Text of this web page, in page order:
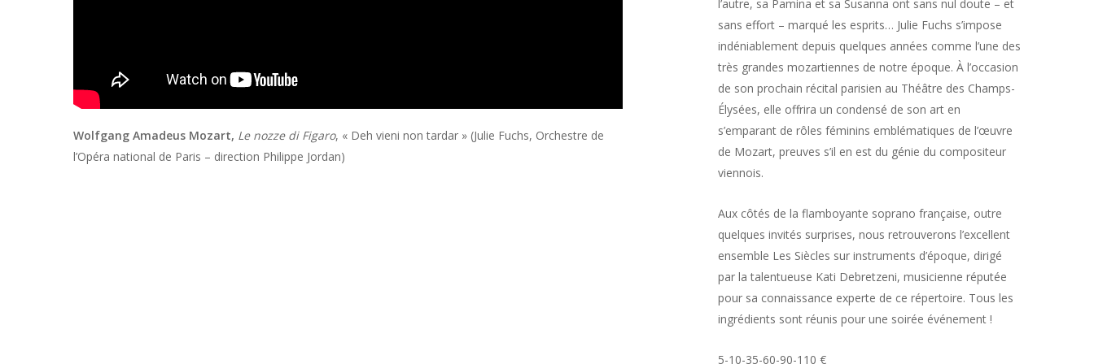
Wolfgang Amadeus Mozart, Le nozze di Figaro, « Deh vieni non tardar » (Julie Fuchs, Orchestre de
l’Opéra national de Paris – direction Philippe Jordan)
l’autre, sa Pamina et sa Susanna ont sans nul doute – et
sans effort – marqué les esprits… Julie Fuchs s’impose
indéniablement depuis quelques années comme l’une des
très grandes mozartiennes de notre époque. À l’occasion
de son prochain récital parisien au Théâtre des Champs-
Élysées, elle offrira un condensé de son art en
s’emparant de rôles féminins emblématiques de l’œuvre
de Mozart, preuves s’il en est du génie du compositeur
viennois.
Aux côtés de la flamboyante soprano française, outre
quelques invités surprises, nous retrouverons l’excellent
ensemble Les Siècles sur instruments d’époque, dirigé
par la talentueuse Kati Debretzeni, musicienne réputée
pour sa connaissance experte de ce répertoire. Tous les
ingrédients sont réunis pour une soirée événement !
5-10-35-60-90-110 €